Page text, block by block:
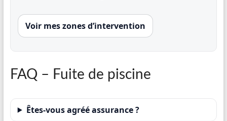
Voir mes zones d’intervention
FAQ – Fuite de piscine
Êtes-vous agréé assurance ?